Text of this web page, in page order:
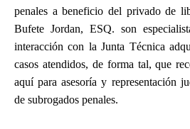
penales a beneficio del privado de
Bufete Jordan, ESQ. son
interacción con la Junta Técnica
casos atendidos, de forma tal, que
aquí para asesoría y representación
de subrogados penales.